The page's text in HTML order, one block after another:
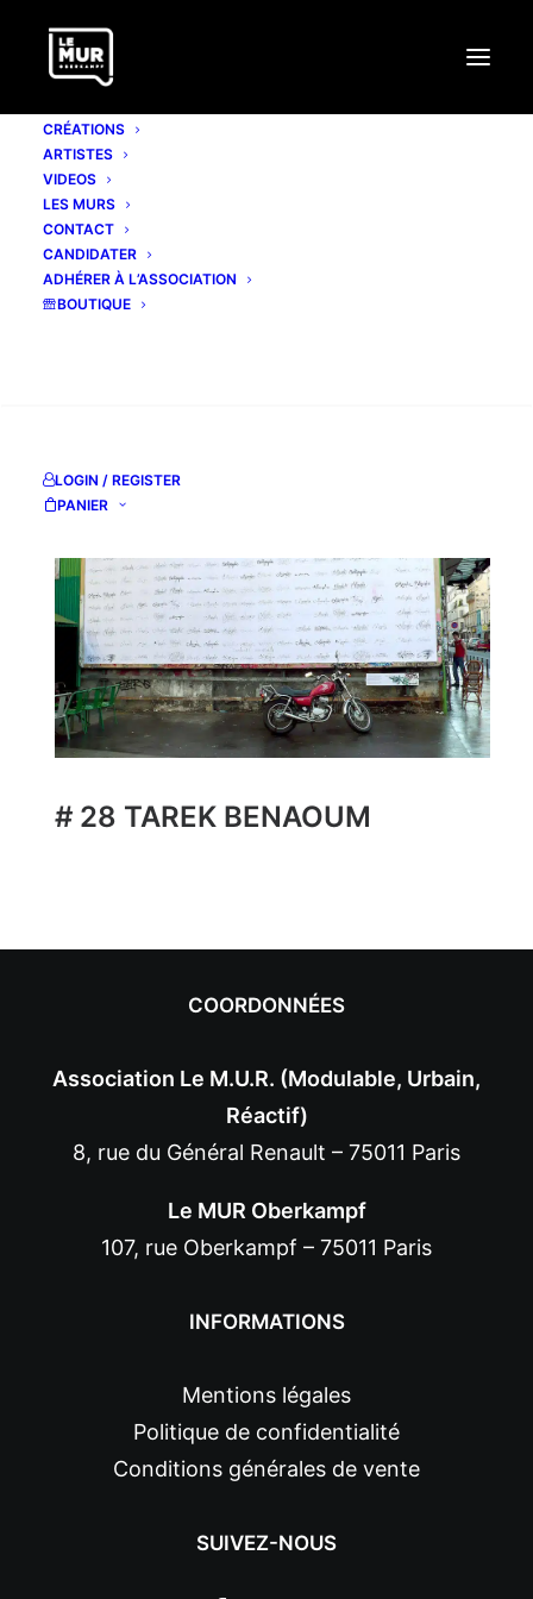
CRÉATIONS
ARTISTES
VIDEOS
LES MURS
CONTACT
CANDIDATER
ADHÉRER À L’ASSOCIATION
BOUTIQUE
LOGIN / REGISTER
PANIER
TAREK BENAOUM
www.tarekbenaoum.com
# 28 TAREK BENAOUM
COORDONNÉES
Association Le M.U.R. (Modulable, Urbain,
Réactif)
8, rue du Général Renault – 75011 Paris
Le MUR Oberkampf
107, rue Oberkampf – 75011 Paris
INFORMATIONS
Mentions légales
Politique de confidentialité
Conditions générales de vente
SUIVEZ-NOUS